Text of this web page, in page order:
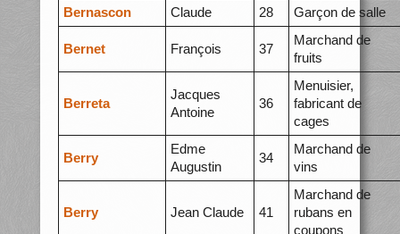
Bernascon Claude 28 Garçon de salle
Bernet François 37
Marchand de
fruits
Berreta
Jacques
Antoine
36
Menuisier,
fabricant de
cages
Berry
Edme
Augustin
34
Marchand de
vins
Berry Jean Claude 41
Marchand de
rubans en
coupons